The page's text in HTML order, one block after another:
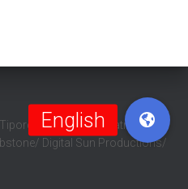
(Barabass Beatmaker/
Digital Sun Productions/